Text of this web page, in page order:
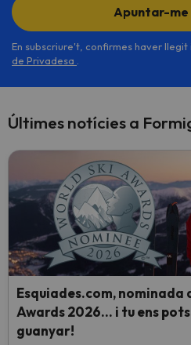
Apuntar-me
En subscriure't, confirmes haver
de Privadesa
Últimes notícies a
Esquiades.com, nominada
Awards 2026… i tu ens
guanyar!